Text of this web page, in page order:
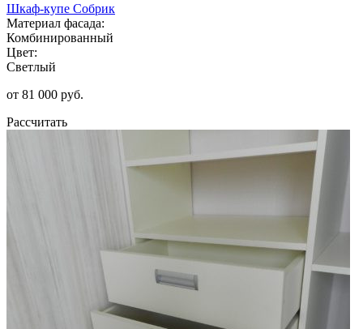
Шкаф-купе Собрик
Материал фасада:
Комбинированный
Цвет:
Светлый
от 81 000 руб.
Рассчитать